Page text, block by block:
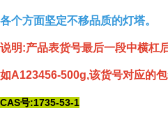
各个方面坚定不移品质的灯塔。
说明:产品表货号最后一段中横杠
如A123456-500g,该货号对应的包
CAS号:1735-53-1